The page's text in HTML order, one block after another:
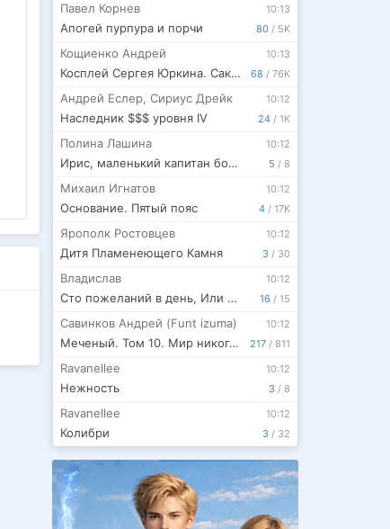
80 / 5K
10:13
Павел Корнев
Апогей пурпура и порчи
68 / 76K
10:13
Кощиенко Андрей
Косплей Сергея Юркина. Сакура-ян. (Часть вторая)
24 / 1K
10:12
Андрей Еслер, Сириус Дрейк
Наследник $$$ уровня IV
5 / 8
10:12
Полина Лашина
Ирис, маленький капитан больших воинов
4 / 17K
10:12
Михаил Игнатов
Основание. Пятый пояс
3 / 30
10:12
Ярополк Ростовцев
Дитя Пламенеющего Камня
16 / 15
10:12
Владислав
Сто пожеланий в день, Или женские утопии
217 / 811
10:12
Савинков Андрей (Funt izuma)
Меченый. Том 10. Мир никогда не будет прежним
3 / 8
10:12
Ravanellee
Нежность
3 / 32
10:12
Ravanellee
Колибри